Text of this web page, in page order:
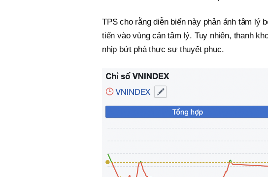
TPS cho rằng diễn biến này phản ánh tâm
tiến vào vùng cản tâm lý. Tuy nhiên, thanh
nhịp bứt phá thực sự thuyết phục.